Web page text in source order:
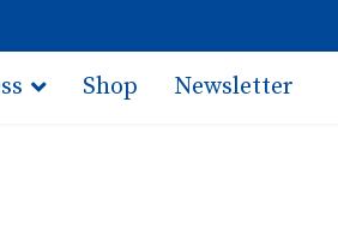
Shop Newsletter